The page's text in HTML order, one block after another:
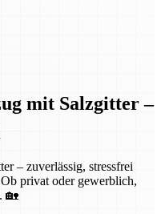
mit Salzgitter –
– zuverlässig, stressfrei
privat oder gewerblich,
🏡